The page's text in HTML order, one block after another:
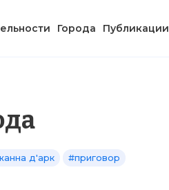
Города Публикации
д'арк #приговор